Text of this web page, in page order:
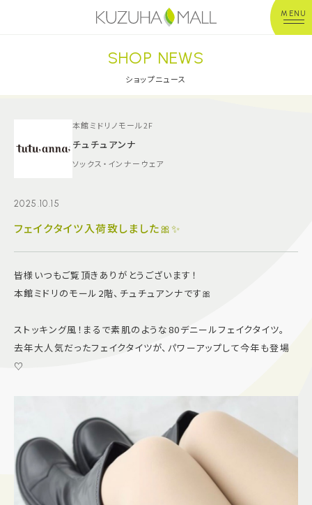
MENU
年中無休平 日：10:00~20:00
※店舗により異なる
ショップガイド
グルメ＆フード
イベント
キッズ＆ベビー
施設案内
よくあるご質問
スタッフ募集
サイトマップ
プライバシーポリシー
Follow US
SHOP NEWS
ショップニュース
本館ミドリノモール2F
チュチュアンナ
ソックス・インナーウェア
2025.10.15
フェイクタイツ入荷致しました🎀✨
皆様いつもご覧頂きありがとうございます！
本館ミドリのモール2階、チュチュアンナです🎀
ストッキング風！まるで素肌のような80デニールフェイクタイツ。
去年大人気だったフェイクタイツが、パワーアップして今年も登場
♡